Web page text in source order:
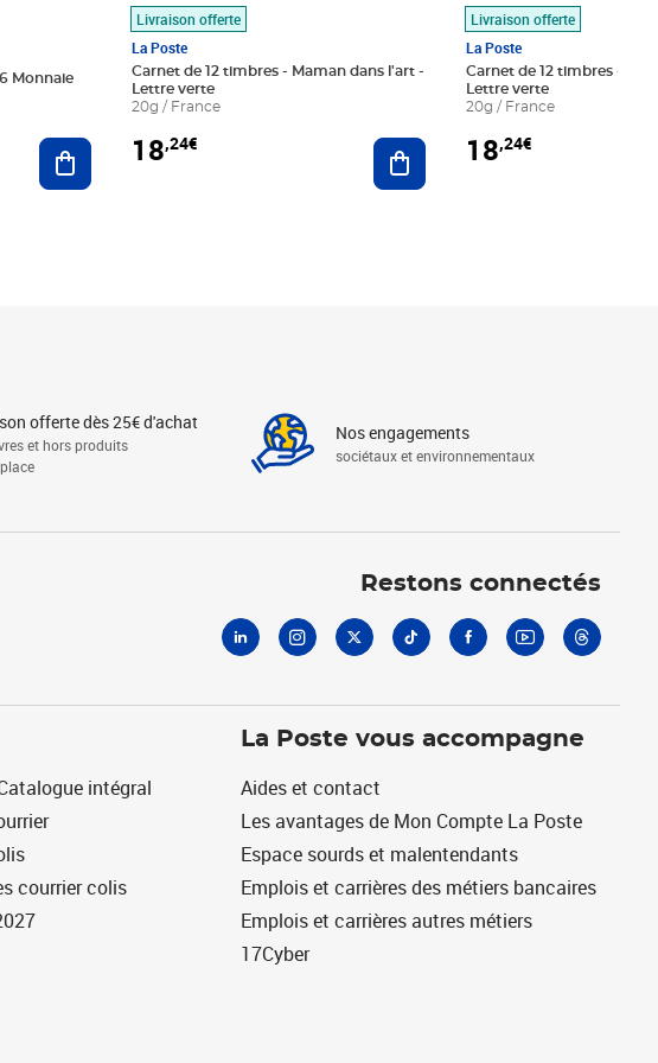
Monnaie
Ajouter au panier
Livraison offerte
La Poste
Carnet de 12 timbres - Maman dans l'art -
Lettre verte
20g / France
18,24€ Ajouter au panier
Livraison offerte
La Poste
Carnet de 12 timbres - Le
Lettre verte
20g / France
18,24€
offerte dès 25€ d'achat
et hors produits
Nos engagements
sociétaux et environnementaux
Restons connectés
intégral
courrier colis
La Poste vous accompagne
Aides et contact
Les avantages de Mon Compte La Poste
Espace sourds et malentendants
Emplois et carrières des métiers bancaires
Emplois et carrières autres métiers
17Cyber